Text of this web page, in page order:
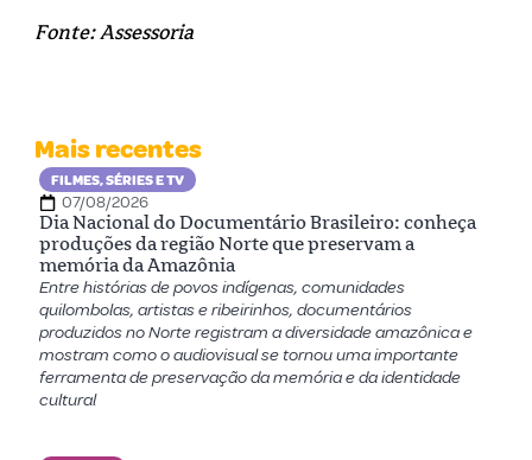
Fonte: Assessoria
Mais recentes
FILMES, SÉRIES E TV
07/08/2026
Dia Nacional do Documentário Brasileiro: conheça
produções da região Norte que preservam a
memória da Amazônia
Entre histórias de povos indígenas, comunidades
quilombolas, artistas e ribeirinhos, documentários
produzidos no Norte registram a diversidade amazônica e
mostram como o audiovisual se tornou uma importante
ferramenta de preservação da memória e da identidade
cultural